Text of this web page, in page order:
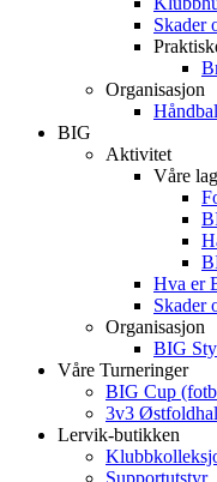
Skader
Organisasjon
BIG
Aktivitet
Våre lag
Hva er
Skader
Organisasjon
BIG
Våre Turneringer
BIG Cup
3v3
Lervik-butikken
Supportutstyr